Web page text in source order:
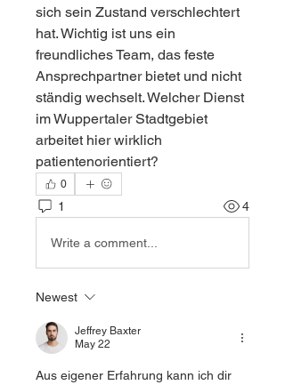
sich sein Zustand verschlechtert
hat. Wichtig ist uns ein
freundliches Team, das feste
Ansprechpartner bietet und nicht
ständig wechselt. Welcher Dienst
im Wuppertaler Stadtgebiet
arbeitet hier wirklich
patientenorientiert?
0
1 4
Write a comment...
Newest
Jeffrey Baxter
May 22
Aus eigener Erfahrung kann ich dir